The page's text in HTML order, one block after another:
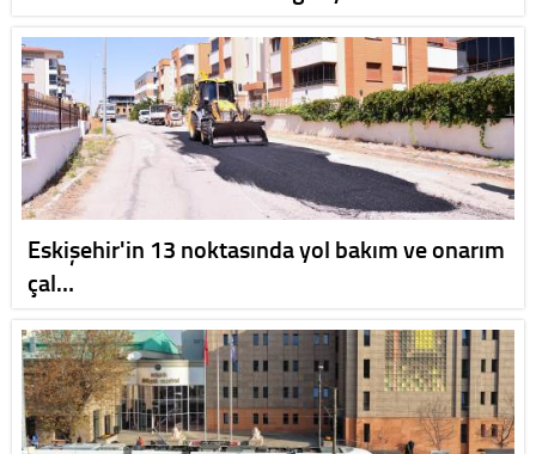
Eskişehir'in 13 noktasında yol bakım ve onarım
çal…